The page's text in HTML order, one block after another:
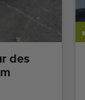
des